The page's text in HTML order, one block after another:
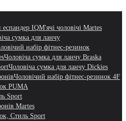
еспандер IQМ'ячі чоловічі Martes
сумка для ланчу
набір фітнес-резинок
Чоловіча сумка для ланчу Braska
Чоловіча сумка для ланчу Dickies
Чоловічий набір фітнес-резинок 4F
PUMA
Sport
Martes
Стиль Sport